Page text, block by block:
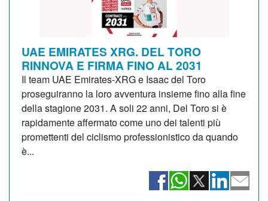
UAE EMIRATES XRG. DEL TORO
RINNOVA E FIRMA FINO AL 2031
Il team UAE Emirates-XRG e Isaac del Toro
proseguiranno la loro avventura insieme fino alla fine
della stagione 2031. A soli 22 anni, Del Toro si è
rapidamente affermato come uno dei talenti più
promettenti del ciclismo professionistico da quando
è...